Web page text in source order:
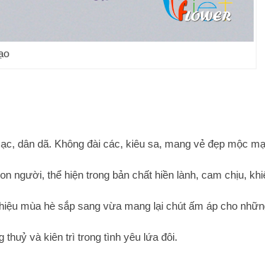
dân dã. Không đài các, kiêu sa, mang vẻ đẹp mộc
người, thể hiện trong bản chất hiền lành, cam chịu,
mùa hè sắp sang vừa mang lại chút ấm áp cho
và kiên trì trong tình yêu lứa đôi.